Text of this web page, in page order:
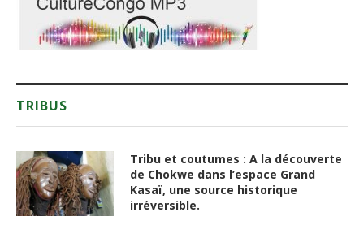
TRIBUS
Tribu et coutumes : A la découverte
de Chokwe dans l’espace Grand
Kasaï, une source historique
irréversible.